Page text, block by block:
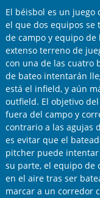
El béisbol es un juego
el que dos equipos se
de campo y equipo de
extenso terreno de
con una de las cuatro
de bateo intentarán
está el infield, y aún
outfield. El objetivo
fuera del campo y
contrario a las agujas
es evitar que el
pitcher puede
su parte, el equipo de
en el aire tras ser
marcar a un corredor